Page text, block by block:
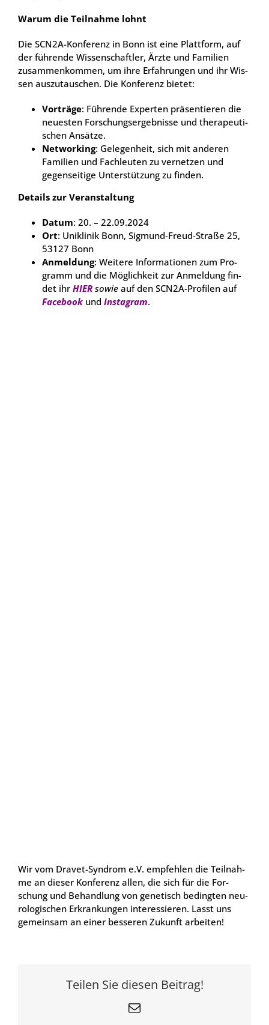
War­um die Teil­nah­me lohnt
Die SCN2A-Kon­fe­renz in Bonn ist eine Platt­form, auf
der füh­ren­de Wis­sen­schaft­ler, Ärz­te und Fami­li­en
zusam­men­kom­men, um ihre Erfah­run­gen und ihr Wis­
sen aus­zu­tau­schen. Die Kon­fe­renz bie­tet:
Vor­trä­ge: Füh­ren­de Exper­ten prä­sen­tie­ren die
neu­es­ten For­schungs­er­geb­nis­se und the­ra­peu­ti­
schen Ansät­ze.
Net­wor­king: Gele­gen­heit, sich mit ande­ren
Fami­li­en und Fach­leu­ten zu ver­net­zen und
gegen­sei­ti­ge Unter­stüt­zung zu fin­den.
Details zur Ver­an­stal­tung
Datum: 20. – 22.09.2024
Ort: Uni­kli­nik Bonn, Sig­mund-Freud-Stra­ße 25,
53127 Bonn
Anmel­dung: Wei­te­re Infor­ma­tio­nen zum Pro­
gramm und die Mög­lich­keit zur Anmel­dung fin­
det ihr HIER sowie auf den SCN2A-Pro­fi­len auf
Face­book und Insta­gram.
Wir vom Dra­vet-Syn­drom e.V. emp­feh­len die Teil­nah­
me an die­ser Kon­fe­renz allen, die sich für die For­
schung und Behand­lung von gene­tisch beding­ten neu­
ro­lo­gi­schen Erkran­kun­gen inter­es­sie­ren. Lasst uns
gemein­sam an einer bes­se­ren Zukunft arbei­ten!
Teilen Sie diesen Beitrag!
E-